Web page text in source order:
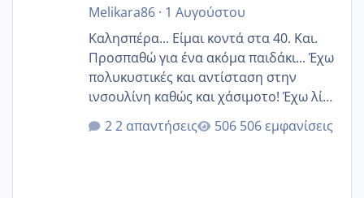
Melikara86· 1 Αυγούστου
Καλησπέρα... Είμαι κοντά στα 40. Και.
Προσπαθώ για ένα ακόμα παιδάκι... Έχω
πολυκυστικές και αντίσταση στην
ινσουλίνη καθώς και χάσιμοτο! Έχω λίγα
κιλά παραπάνω και όσο κ αν προσπαθώ
δεν χάνω εύκολα! Προσπαθώ για ακόμη
2 απαντήσεις 506 εμφανίσεις